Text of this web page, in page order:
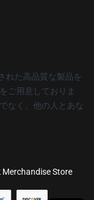
れた高品質な製品を
ご用意しておりま
なく、他の人とあな
Merchandise Store